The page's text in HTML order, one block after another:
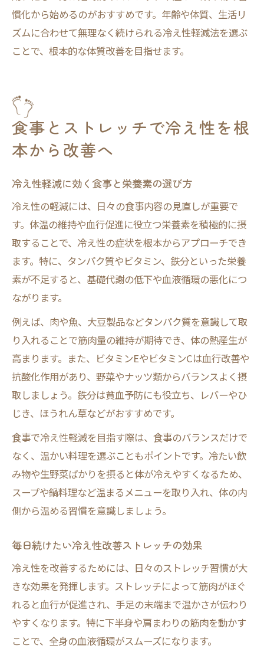
慣化から始めるのがおすすめです。年齢や体質、生活リ
ズムに合わせて無理なく続けられる冷え性軽減法を選ぶ
ことで、根本的な体質改善を目指せます。
食事とストレッチで冷え性を根
本から改善へ
冷え性軽減に効く食事と栄養素の選び方
冷え性の軽減には、日々の食事内容の見直しが重要で
す。体温の維持や血行促進に役立つ栄養素を積極的に摂
取することで、冷え性の症状を根本からアプローチでき
ます。特に、タンパク質やビタミン、鉄分といった栄養
素が不足すると、基礎代謝の低下や血液循環の悪化につ
ながります。
例えば、肉や魚、大豆製品などタンパク質を意識して取
り入れることで筋肉量の維持が期待でき、体の熱産生が
高まります。また、ビタミンEやビタミンCは血行改善や
抗酸化作用があり、野菜やナッツ類からバランスよく摂
取しましょう。鉄分は貧血予防にも役立ち、レバーやひ
じき、ほうれん草などがおすすめです。
食事で冷え性軽減を目指す際は、食事のバランスだけで
なく、温かい料理を選ぶこともポイントです。冷たい飲
み物や生野菜ばかりを摂ると体が冷えやすくなるため、
スープや鍋料理など温まるメニューを取り入れ、体の内
側から温める習慣を意識しましょう。
毎日続けたい冷え性改善ストレッチの効果
冷え性を改善するためには、日々のストレッチ習慣が大
きな効果を発揮します。ストレッチによって筋肉がほぐ
れると血行が促進され、手足の末端まで温かさが伝わり
やすくなります。特に下半身や肩まわりの筋肉を動かす
ことで、全身の血液循環がスムーズになります。